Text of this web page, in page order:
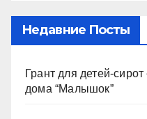
Недавние Посты
Грант для детей-
дома “Малышок”